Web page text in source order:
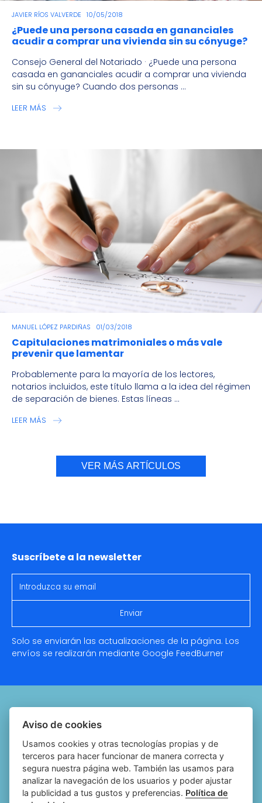
JAVIER RÍOS VALVERDE 10/05/2018
¿Puede una persona casada en gananciales
acudir a comprar una vivienda sin su cónyuge?
Consejo General del Notariado · ¿Puede una persona
casada en gananciales acudir a comprar una vivienda
sin su cónyuge? Cuando dos personas ...
LEER MÁS
MANUEL LÓPEZ PARDIÑAS 01/03/2018
Capitulaciones matrimoniales o más vale
prevenir que lamentar
Probablemente para la mayoría de los lectores,
notarios incluidos, este título llama a la idea del régimen
de separación de bienes. Estas líneas ...
LEER MÁS
VER MÁS ARTÍCULOS
Suscríbete a la newsletter
Solo se enviarán las actualizaciones de la página. Los
envíos se realizarán mediante Google FeedBurner
Política de cookies
Política de privacidad
Aviso de cookies
Usamos cookies y otras tecnologías propias y de
terceros para hacer funcionar de manera correcta y
segura nuestra página web. También las usamos para
analizar la navegación de los usuarios y poder ajustar
la publicidad a tus gustos y preferencias. Política de